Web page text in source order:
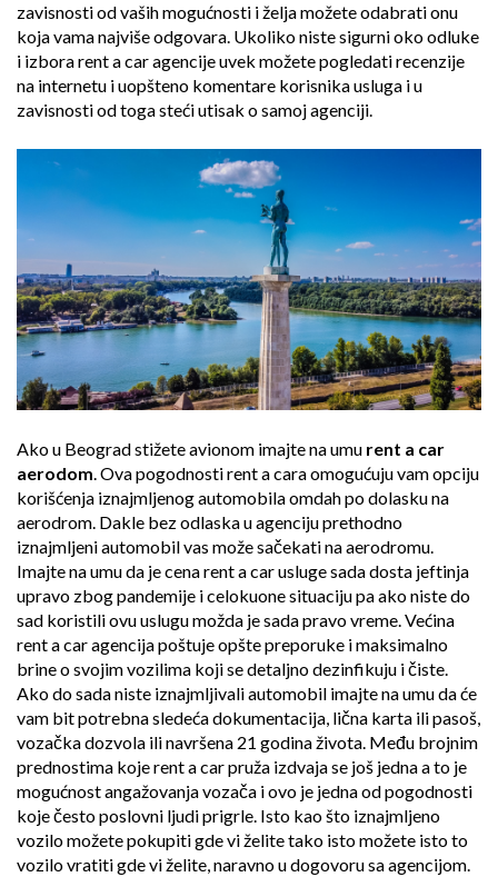
zavisnosti od vaših mogućnosti i želja možete odabrati onu
koja vama najviše odgovara. Ukoliko niste sigurni oko odluke
i izbora rent a car agencije uvek možete pogledati recenzije
na internetu i uopšteno komentare korisnika usluga i u
zavisnosti od toga steći utisak o samoj agenciji.
Ako u Beograd stižete avionom imajte na umu rent a car
aerodom. Ova pogodnosti rent a cara omogućuju vam opciju
korišćenja iznajmljenog automobila omdah po dolasku na
aerodrom. Dakle bez odlaska u agenciju prethodno
iznajmljeni automobil vas može sačekati na aerodromu.
Imajte na umu da je cena rent a car usluge sada dosta jeftinja
upravo zbog pandemije i celokuone situaciju pa ako niste do
sad koristili ovu uslugu možda je sada pravo vreme. Većina
rent a car agencija poštuje opšte preporuke i maksimalno
brine o svojim vozilima koji se detaljno dezinfikuju i čiste.
Ako do sada niste iznajmljivali automobil imajte na umu da će
vam bit potrebna sledeća dokumentacija, lična karta ili pasoš,
vozačka dozvola ili navršena 21 godina života. Među brojnim
prednostima koje rent a car pruža izdvaja se još jedna a to je
mogućnost angažovanja vozača i ovo je jedna od pogodnosti
koje često poslovni ljudi prigrle. Isto kao što iznajmljeno
vozilo možete pokupiti gde vi želite tako isto možete isto to
vozilo vratiti gde vi želite, naravno u dogovoru sa agencijom.